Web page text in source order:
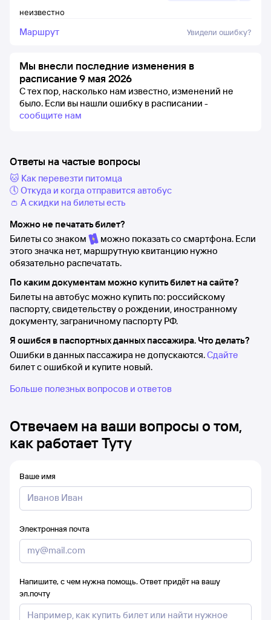
неизвестно
Маршрут Увидели ошибку?
Мы внесли последние изменения в
расписание 9 мая 2026
С тех пор, насколько нам известно, изменений не
было. Если вы нашли ошибку в расписании -
сообщите нам
Ответы на частые вопросы
🐱 Как перевезти питомца
🕔 Откуда и когда отправится автобус
👛 А скидки на билеты есть
Можно не печатать билет?
Билеты со знаком
можно показать со смартфона. Если
этого значка нет, маршрутную квитанцию нужно
обязательно распечатать.
По каким документам можно купить билет на сайте?
Билеты на автобус можно купить по: российскому
паспорту, свидетельству о рождении, иностранному
документу, заграничному паспорту РФ.
Я ошибся в паспортных данных пассажира. Что делать?
Ошибки в данных пассажира не допускаются.Сдайте
билет с ошибкой и купите новый.
Больше полезных вопросов и ответов
Отвечаем на ваши вопросы о том,
как работает Туту
Ваше имя
Электронная почта
Напишите, с чем нужна помощь. Ответ придёт на вашу
эл.почту